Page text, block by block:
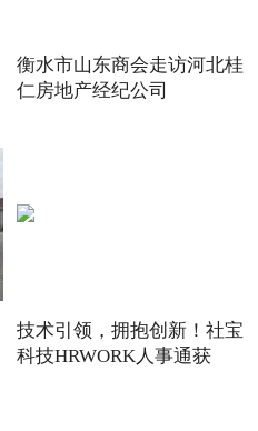
衡水市山东商会走访河北桂
仁房地产经纪公司
技术引领，拥抱创新！社宝
科技HRWORK人事通获